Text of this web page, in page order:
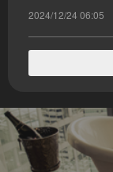
2024/12/24 06:05